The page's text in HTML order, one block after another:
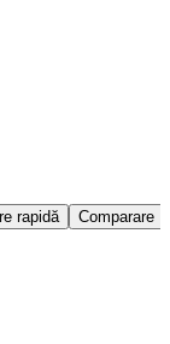
rapidă Comparare